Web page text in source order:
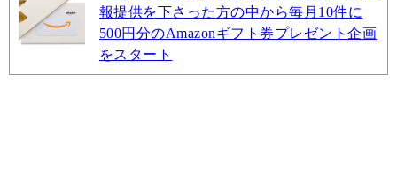
報提供を下さった方の中から毎月10件に
500円分のAmazonギフト券プレゼント企画
をスタート